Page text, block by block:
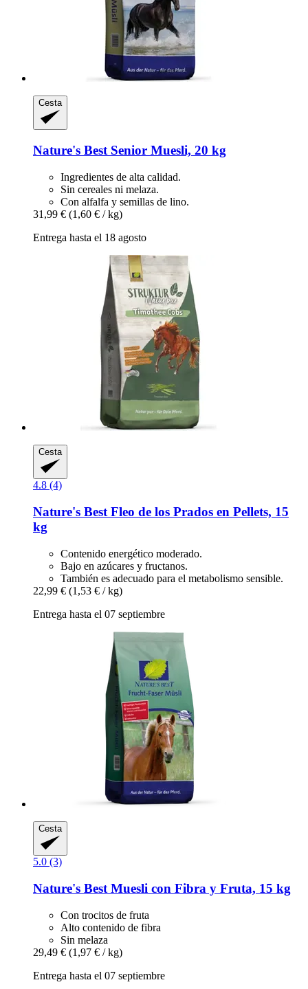
Cesta
Nature's Best Senior Muesli, 20 kg
Ingredientes de alta calidad.
Sin cereales ni melaza.
Con alfalfa y semillas de lino.
31,99 € (1,60 € / kg)
Entrega hasta el 18 agosto
Cesta
4.8 (4)
Nature's Best Fleo de los Prados en Pellets, 15
kg
Contenido energético moderado.
Bajo en azúcares y fructanos.
También es adecuado para el metabolismo sensible.
22,99 € (1,53 € / kg)
Entrega hasta el 07 septiembre
Cesta
5.0 (3)
Nature's Best Muesli con Fibra y Fruta, 15 kg
Con trocitos de fruta
Alto contenido de fibra
Sin melaza
29,49 € (1,97 € / kg)
Entrega hasta el 07 septiembre